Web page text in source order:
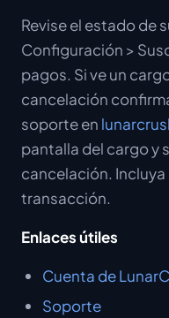
Revise el estado de
Configuración >
pagos. Si ve un
cancelación
soporte en
pantalla del cargo y
cancelación. Incluya
transacción.
Enlaces útiles
Cuenta de
Soporte